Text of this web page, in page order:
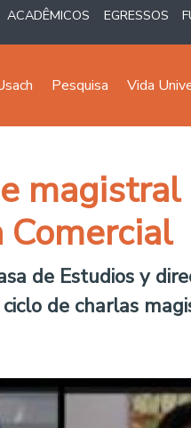
ACADÊMICOS EGRESSOS
Pesquisa Vida
magistral
Comercial
de Estudios y
de charlas